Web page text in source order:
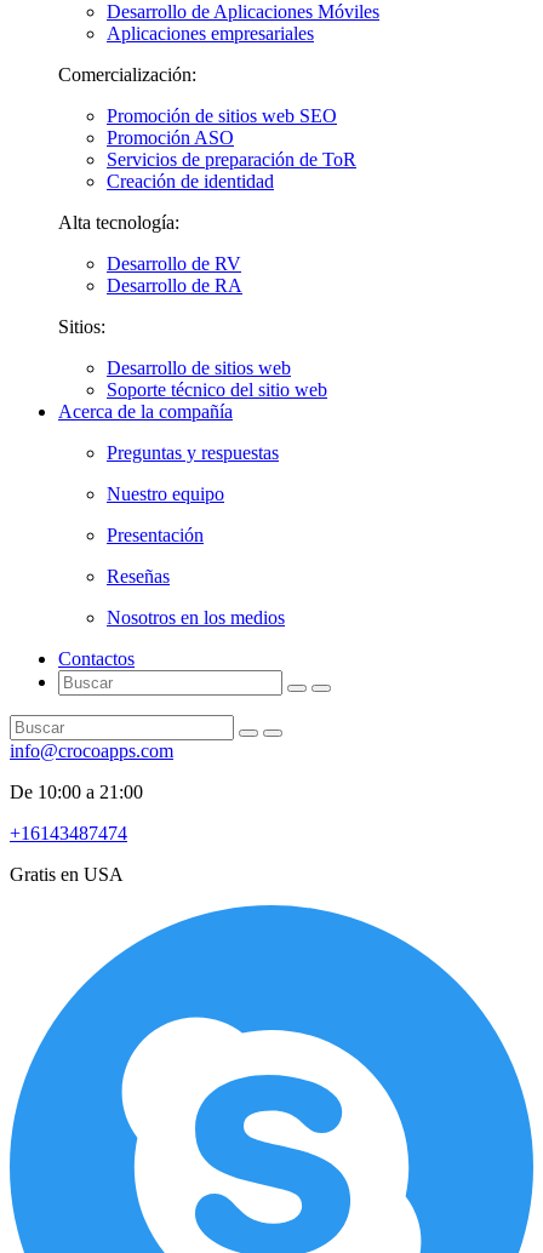
Desarrollo de Aplicaciones Móviles
Aplicaciones empresariales
Comercialización:
Promoción de sitios web SEO
Promoción ASO
Servicios de preparación de ToR
Creación de identidad
Alta tecnología:
Desarrollo de RV
Desarrollo de RA
Sitios:
Desarrollo de sitios web
Soporte técnico del sitio web
Acerca de la compañía
Preguntas y respuestas
Nuestro equipo
Presentación
Reseñas
Nosotros en los medios
Contactos
info@crocoapps.com
De 10:00 a 21:00
+16143487474
Gratis en USA